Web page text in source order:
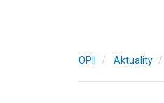
OPII Aktuality